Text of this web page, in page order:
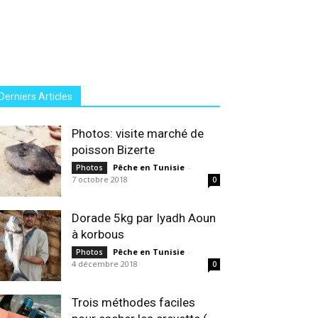
Articles
Photos: visite marché de
poisson Bizerte
Photos Pêche en Tunisie -
7 octobre 2018
0
Dorade 5kg par Iyadh Aoun
à korbous
Photos Pêche en Tunisie -
4 décembre 2018
0
Trois méthodes faciles